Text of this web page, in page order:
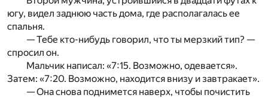
югу, видел заднюю часть дома, где располагалась ее
спальня.
— Тебе кто-нибудь говорил, что ты мерзкий тип? —
спросил он.
Мальчик написал: «7:15. Возможно, одевается».
Затем: «7:20. Возможно, находится внизу и завтракает».
— Она снова поднимется наверх, чтобы почистить